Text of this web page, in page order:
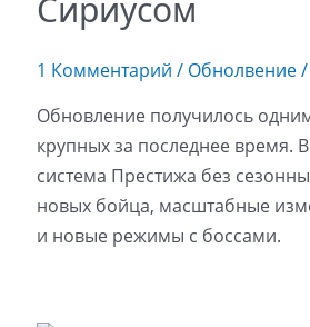
Сириусом
1 Комментарий / Обнолвение/
Обновление получилось
крупных за последнее время.
система Престижа без
новых бойца, масштабные
и новые режимы с боссами.